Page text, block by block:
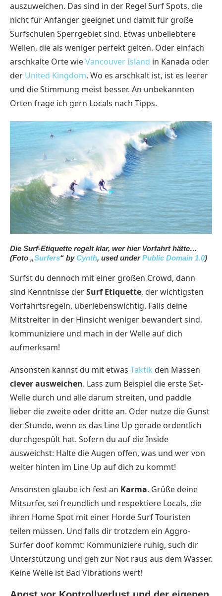
auszuweichen. Das sind in der Regel Surf Spots, die
nicht für Anfänger geeignet und damit für große
Surfschulen Sperrgebiet sind. Etwas unbeliebtere
Wellen, die als weniger perfekt gelten. Oder einfach
arschkalte Orte wieVancouver Island in Kanada oder
der United Kingdom. Wo es arschkalt ist, ist es leerer
und die Stimmung meist besser. An unbekannten
Orten frage ich gern Locals nach Tipps.
Die Surf-Etiquette regelt klar, wer hier Vorfahrt hätte…
(Foto „Surfers“ byCynth, used underPublic Domain 1.0)
Surfst du dennoch mit einer großen Crowd, dann
sind Kenntnisse derSurf Etiquette, der wichtigsten
Vorfahrtsregeln, überlebenswichtig. Falls deine
Mitstreiter in der Hinsicht weniger bewandert sind,
kommuniziere und mach in der Welle auf dich
aufmerksam!
Ansonsten kannst du mit etwas Taktik den Massen
clever ausweichen. Lass zum Beispiel die erste Set-
Welle durch und alle darum streiten, und paddle
lieber die zweite oder dritte an. Oder nutze die Gunst
der Stunde, wenn es das Line Up gerade ordentlich
durchgespült hat. Sofern du auf die Inside
ausweichst: Halte die Augen offen, was und wer von
weiter hinten im Line Up auf dich zu kommt!
Ansonsten glaube ich fest an Karma. Grüße deine
Mitsurfer, sei freundlich und respektiere Locals, die
ihren Home Spot mit einer Horde Surf Touristen
teilen müssen. Und falls dir trotzdem ein Aggro-
Surfer doof kommt: Kommuniziere ruhig, such dir
Unterstützung und geh zur Not raus aus dem Wasser.
Keine Welle ist Bad Vibrations wert!